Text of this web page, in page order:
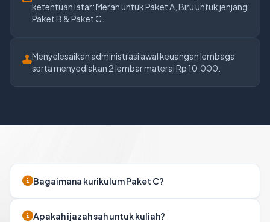
ketentuan latar: Merah untuk Paket A, Biru untuk jenjang
Paket B & Paket C.
Menyelesaikan administrasi awal keuangan lembaga
serta menyediakan 2 lembar materai Rp 10.000.
Bagaimana kurikulum Paket C?
Apakah ijazah sah untuk kuliah?